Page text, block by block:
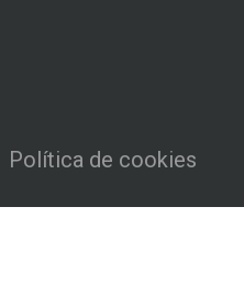
Política de cookies